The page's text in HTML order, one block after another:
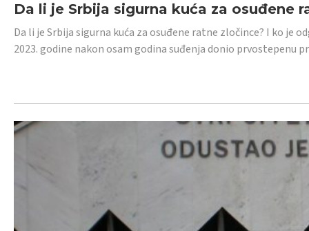
Da li je Srbija sigurna kuća za osuđene
Da li je Srbija sigurna kuća za osuđene ratne zločince? I ko je
2023. godine nakon osam godina suđenja donio prvostepenu